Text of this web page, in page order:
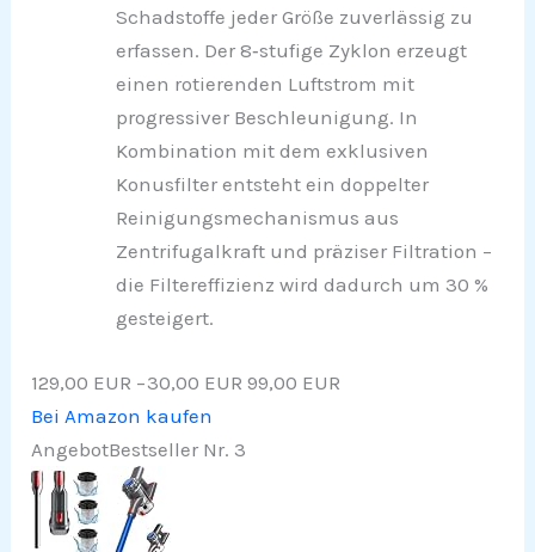
Schadstoffe jeder Größe zuverlässig zu
erfassen. Der 8‑stufige Zyklon erzeugt
einen rotierenden Luftstrom mit
progressiver Beschleunigung. In
Kombination mit dem exklusiven
Konusfilter entsteht ein doppelter
Reinigungsmechanismus aus
Zentrifugalkraft und präziser Filtration –
die Filtereffizienz wird dadurch um 30 %
gesteigert.
129,00 EUR −30,00 EUR 99,00 EUR
Bei Amazon kaufen
AngebotBestseller Nr. 3